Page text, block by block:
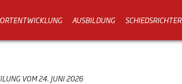
AUSBILDUNG SCHIEDSRICHTER
VOM 24. JUNI 2026